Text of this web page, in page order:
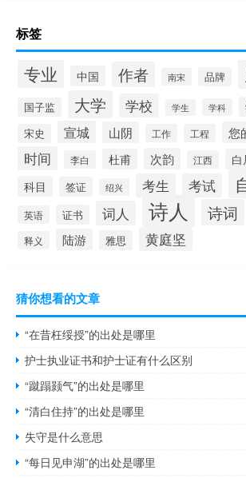
标签
专业 中国 作者 南宋 品牌
国子监 大学 学校 学生 学科
宋史 宣城 山阴 工作 工程 您
时间 李白 杜甫 次韵 江西 白
科目 签证 绍兴 考生 考试
英语 证书 词人 诗人 诗词
释义 陆游 雅思 黄庭坚
猜你想看的文章
“在昔枉绥授”的出处是哪里
护士执业证书和护士证有什么区别
“蹴蹋颢气”的出处是哪里
“清白住持”的出处是哪里
失守是什么意思
“每日见申湖”的出处是哪里